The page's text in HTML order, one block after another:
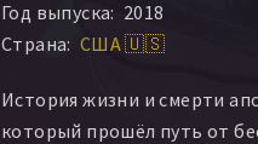
Год выпуска: 2018
Страна: США 🇺🇸
История жизни и смерти
который прошёл путь от